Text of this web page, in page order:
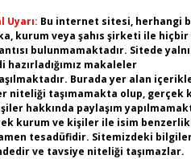
Uyarı: Bu internet sitesi, herhangi
kurum veya şahıs şirketi ile hiçbir
bulunmamaktadır. Sitede
hazırladığımız makaleler
Burada yer alan
niteliği taşımamakta olup, gerçek
hakkında paylaşım
kurum ve kişiler ile isim
tesadüfidir. Sitemizdeki
ve tavsiye niteliği taşımazlar.